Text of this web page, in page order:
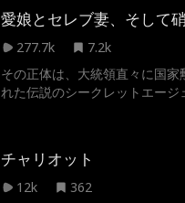
査を続けることに。二人は最初
切り合い、嫌い合うものの、次
せて事件を解決していく。緊迫
になり、同時に「お前が捕まえ
といった笑いと甘さ溢れる恋愛
愛娘とセレブ妻、そして
277.7k
7.2k
その正体は、大統領直々に国家
れた伝説のシークレットエージ
の電撃結婚をすることに。 しか
しい過去を知らない元カノや同
チャリオット
12k
362